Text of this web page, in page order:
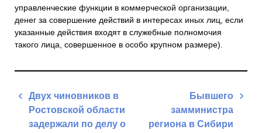
управленческие функции в коммерческой организации,
денег за совершение действий в интересах иных лиц, если
указанные действия входят в служебные полномочия
такого лица, совершенное в особо крупном размере).
Навигация
записям
Двух чиновников в
Ростовской области
задержали по делу о
Бывшего
замминистра
региона в Сибири